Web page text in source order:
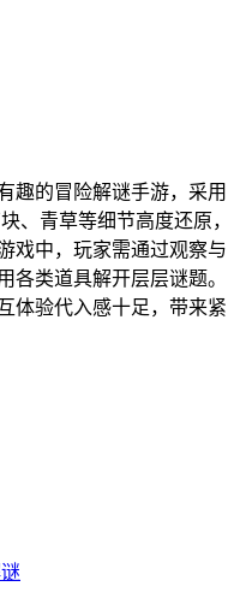
趣的冒险解谜手游，采用
、青草等细节高度还原，
戏中，玩家需通过观察与
各类道具解开层层谜题。
体验代入感十足，带来紧